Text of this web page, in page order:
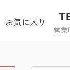
お気に入り
営